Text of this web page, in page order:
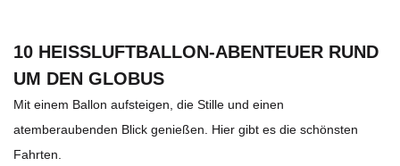
10 HEISSLUFTBALLON-ABENTEUER RUND U
M DEN GLOBUS
Mit einem Ballon aufsteigen, die Stille und einen
atemberaubenden Blick genießen. Hier gibt es die schönsten
Fahrten.